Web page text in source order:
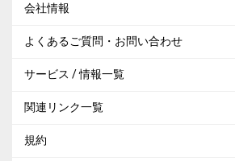
会社情報
よくあるご質問・お問い合わせ
サービス / 情報一覧
関連リンク一覧
規約